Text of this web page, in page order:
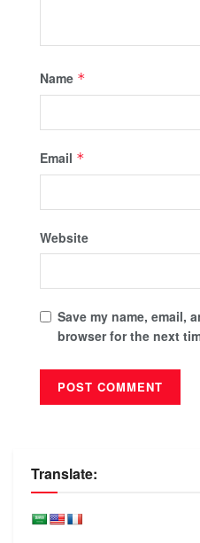
Name *
Email *
Website
Save my name, email,
browser for the next
Translate: